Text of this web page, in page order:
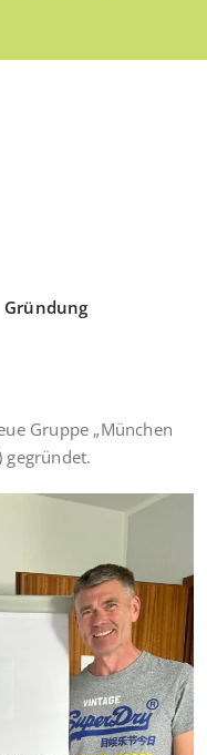
Gründung
Gruppe „München
gegründet.